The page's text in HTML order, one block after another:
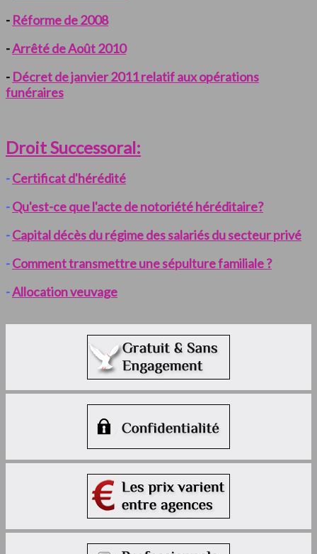
- Réforme de 2008
-Arrêté de Août 2010
- Décret de janvier 2011 relatif aux opérations
funéraires
Droit Successoral:
-Certificat d'hérédité
-Qu'est-ce que l'acte de notoriété héréditaire?
-Capital décès du régime des salariés du secteur privé
-Comment transmettre une sépulture familiale ?
-Allocation veuvage